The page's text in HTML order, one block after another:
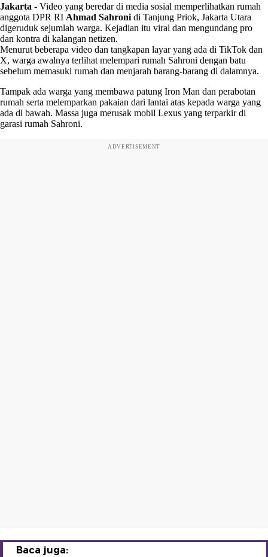
Jakarta - Video yang beredar di media sosial memperlihatkan rumah
anggota DPR RI Ahmad Sahroni di Tanjung Priok, Jakarta Utara
digeruduk sejumlah warga. Kejadian itu viral dan mengundang pro
dan kontra di kalangan netizen.
Menurut beberapa video dan tangkapan layar yang ada di TikTok dan
X, warga awalnya terlihat melempari rumah Sahroni dengan batu
sebelum memasuki rumah dan menjarah barang-barang di dalamnya.
Tampak ada warga yang membawa patung Iron Man dan perabotan
rumah serta melemparkan pakaian dari lantai atas kepada warga yang
ada di bawah. Massa juga merusak mobil Lexus yang terparkir di
garasi rumah Sahroni.
ADVERTISEMENT
Baca juga: